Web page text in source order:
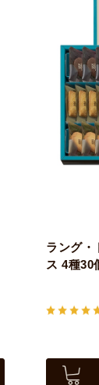
ラング・
ス 4種30